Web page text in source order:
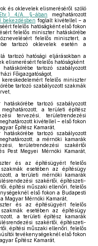
és oklevelek elismeréséről szóló
4/A. §-ában meghatározott
bekezdésben foglalt kivétellel – a
felelős hatóságként első fokon
felelős miniszter hatáskörébe
felelős minisztert, a
tartozó oklevelek esetén a
tartozó hatósági eljárásokban a
elismerésért felelős hatóságként
tartozó szabályozott
Főigazgatóságot,
felelős miniszter
tartozó szabályozott szakmák
tartozó szabályozott
a területi építész
tervezési, területrendezési
kivétellel – első fokon
Építész Kamarát,
tartozó szabályozott
a mérnöki kamarák
területrendezési szakértői
Pest Megyei Mérnöki Kamarát,
és az építésügyért felelős
esetében az építésügy
a területi mérnöki kamarák
szakértői, építészeti-
építési műszaki ellenőri, felelős
első fokon a Budapesti
Magyar Mérnöki Kamarát,
és az építésügyért felelős
esetében az építésügy
a területi építész kamarák
szakértői, építészeti-
építési műszaki ellenőri, felelős
tevékenységeknél első fokon
Építész Kamarát,